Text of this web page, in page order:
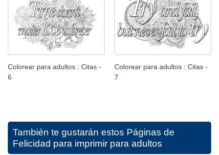
Colorear para adultos : Citas -
6
Colorear para adultos : Citas -
7
También te gustarán estos Páginas de
Felicidad para imprimir para adultos